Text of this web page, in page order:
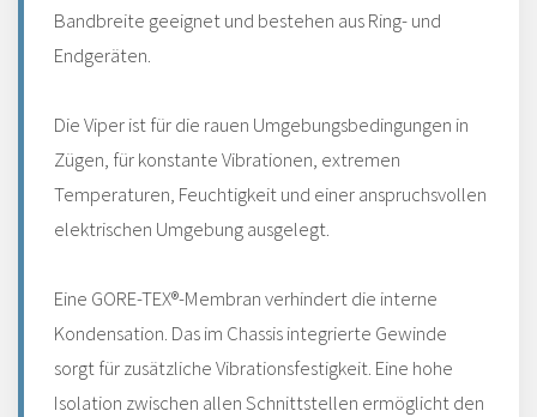
Bandbreite geeignet und bestehen aus Ring- und
Endgeräten.
Die Viper ist für die rauen Umgebungsbedingungen in
Zügen, für konstante Vibrationen, extremen
Temperaturen, Feuchtigkeit und einer anspruchsvollen
elektrischen Umgebung ausgelegt.
Eine GORE-TEX®-Membran verhindert die interne
Kondensation. Das im Chassis integrierte Gewinde
sorgt für zusätzliche Vibrationsfestigkeit. Eine hohe
Isolation zwischen allen Schnittstellen ermöglicht den